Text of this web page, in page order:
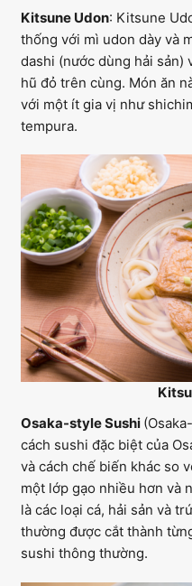
Kitsune Udon: Kitsune
thống với mì udon dày và
dashi (nước dùng hải sản)
hũ đỏ trên cùng. Món ăn
với một ít gia vị như
tempura.
Osaka-style Sushi
cách sushi đặc biệt của
và cách chế biến khác so
một lớp gạo nhiều hơn và
là các loại cá, hải sản và
thường được cắt thành
sushi thông thường.